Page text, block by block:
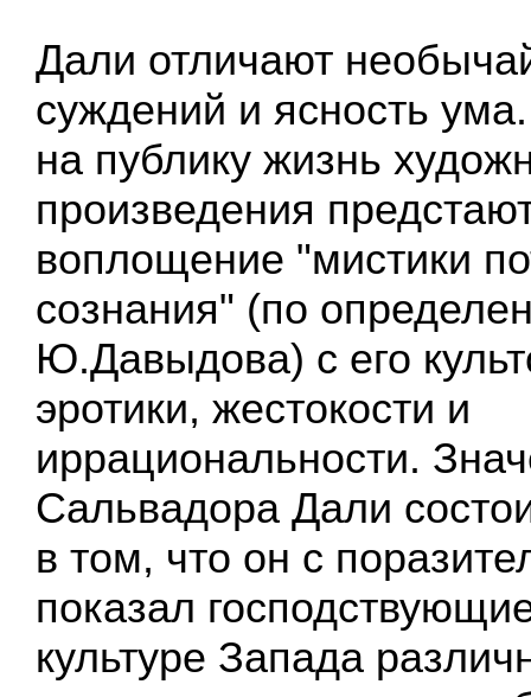
Дали отличают
суждений и ясность
на публику жизнь
произведения
воплощение "мистики
сознания" (по
Ю.Давыдова) с его
эротики, жестокости и
иррациональности.
Сальвадора Дали
в том, что он с
показал
культуре Запада